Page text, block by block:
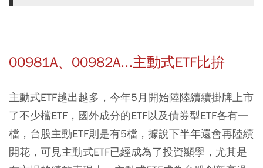
00981A、00982A...主動式ETF比拚
主動式ETF越出越多，今年5月開始陸陸續續掛牌上市
了不少檔ETF，國外成分的ETF以及債券型ETF各有一
檔，台股主動ETF則是有5檔，據說下半年還會再陸續
開花，可見主動式ETF已經成為了投資顯學，尤其是